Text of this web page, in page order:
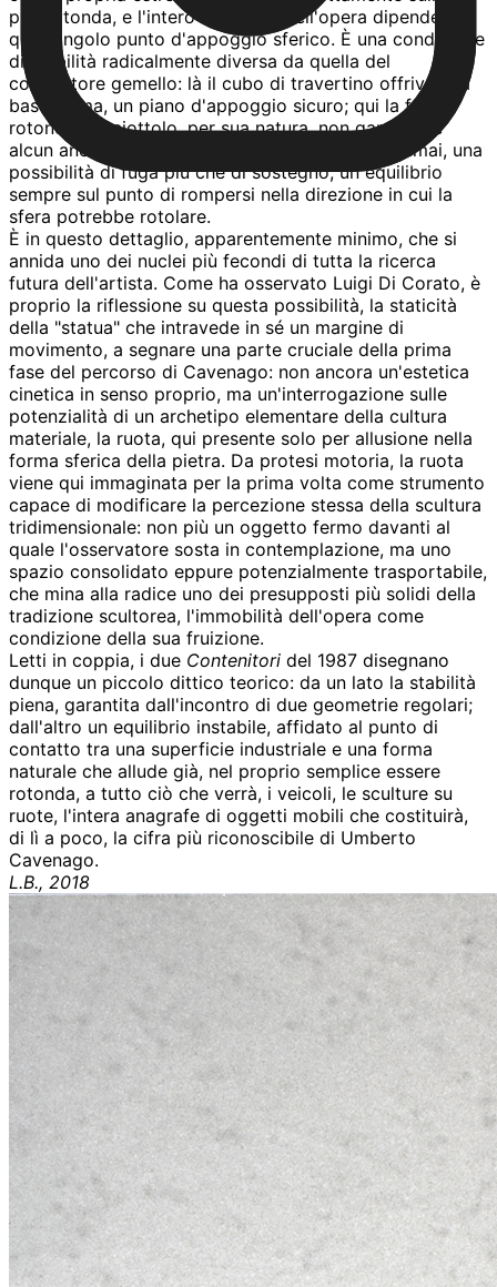
pietra tonda, e l'intero equilibrio dell'opera dipende da
quel singolo punto d'appoggio sferico. È una condizione
di stabilità radicalmente diversa da quella del
contenitore gemello: là il cubo di travertino offriva una
base ferma, un piano d'appoggio sicuro; qui la forma
rotonda del ciottolo, per sua natura, non garantisce
alcun ancoraggio definitivo, sembra offrire, semmai, una
possibilità di fuga più che di sostegno, un equilibrio
sempre sul punto di rompersi nella direzione in cui la
sfera potrebbe rotolare.
È in questo dettaglio, apparentemente minimo, che si
annida uno dei nuclei più fecondi di tutta la ricerca
futura dell'artista. Come ha osservato Luigi Di Corato, è
proprio la riflessione su questa possibilità, la staticità
della "statua" che intravede in sé un margine di
movimento, a segnare una parte cruciale della prima
fase del percorso di Cavenago: non ancora un'estetica
cinetica in senso proprio, ma un'interrogazione sulle
potenzialità di un archetipo elementare della cultura
materiale, la ruota, qui presente solo per allusione nella
forma sferica della pietra. Da protesi motoria, la ruota
viene qui immaginata per la prima volta come strumento
capace di modificare la percezione stessa della scultura
tridimensionale: non più un oggetto fermo davanti al
quale l'osservatore sosta in contemplazione, ma uno
spazio consolidato eppure potenzialmente trasportabile,
che mina alla radice uno dei presupposti più solidi della
tradizione scultorea, l'immobilità dell'opera come
condizione della sua fruizione.
Letti in coppia, i due Contenitori del 1987 disegnano
dunque un piccolo dittico teorico: da un lato la stabilità
piena, garantita dall'incontro di due geometrie regolari;
dall'altro un equilibrio instabile, affidato al punto di
contatto tra una superficie industriale e una forma
naturale che allude già, nel proprio semplice essere
rotonda, a tutto ciò che verrà, i veicoli, le sculture su
ruote, l'intera anagrafe di oggetti mobili che costituirà,
di lì a poco, la cifra più riconoscibile di Umberto
Cavenago.
L.B., 2018